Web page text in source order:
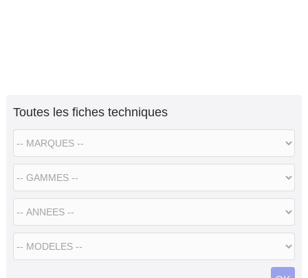
Toutes les fiches techniques